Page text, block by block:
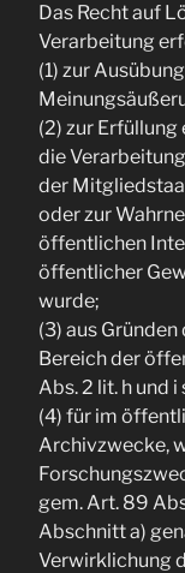
Das Recht auf
Verarbeitung
(1) zur
(2) zur
die
der
oder zur
öffentlichen
öffentlicher
wurde;
(3) aus
Bereich der
Abs. 2 lit. h und
(4) für im
Archivzwecke,
gem. Art. 89
Abschnitt a)
Verwirklichung